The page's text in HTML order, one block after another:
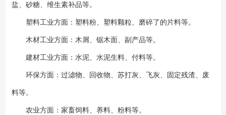
种： C1制法—螺旋输送机长度小于35m时，单端驱动。 C2制法—
螺旋输送机大于35m时，双端驱动。 2， 按LS型螺旋输送机中间吊轴
承种类分为： M1—为滚动吊轴承，采用80000型密封轴承，轴盖上另
封效果好，吊轴承寿命长，输送物料温度≤80℃（订货时可不注明）
M2—为滑动吊轴承，设防尘密封装置，常用在输送物料温度比较高（＞
LS100、LS160、LS200、LS250、LS315、LS400、LS500、LS630、
LS800、LS1000、LS1250 LS型螺旋输送机的主要部分特征：
盐、砂糖、维生素补品等。
塑料工业方面：塑料粉、塑料颗粒、磨碎了的片料等。
木材工业方面：木屑、锯木面、副产品等。
建材工业方面：水泥、水泥生料、付料等。
环保方面：过滤物、回收物、苏打灰、飞灰、固定残渣、废
料等。
农业方面：家畜饲料、养料、粉料等。